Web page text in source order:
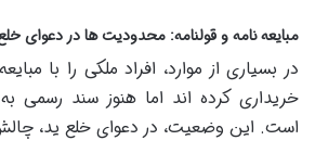
مبایعه نامه و قولنامه: محدودیت ها در دعوای
در بسیاری از موارد، افراد ملکی را با
خریداری کرده اند اما هنوز سند رسمی
است. این وضعیت، در دعوای خلع ید،